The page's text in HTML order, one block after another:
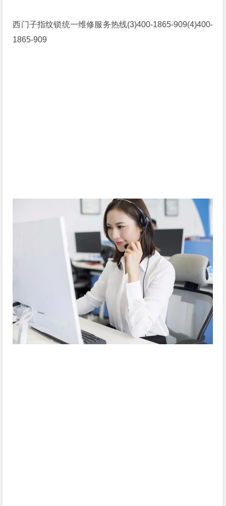
西门子指纹锁统一维修服务热线(3)400-1865-909(4)400-
1865-909